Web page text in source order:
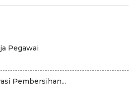
Pegawai
Pembersihan...